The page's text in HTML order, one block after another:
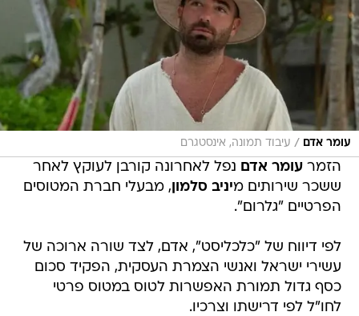
עומר אדם / עיבוד תמונה, אינסטגרם
הזמרעומר אדם נפל לאחרונה קורבן לעוקץ לאחר
ששכר שירותים מיניב סלמון, מבעלי חברת המטוסים
הפרטיים "גלרום".
לפי דיווח של "כלכליסט", אדם, לצד שורה ארוכה של
עשירי ישראל ואנשי הצמרת העסקית, הפקיד סכום
כסף גדול תמורת האפשרות לטוס במטוס פרטי
לחו"ל לפי דרישתו וצרכיו.